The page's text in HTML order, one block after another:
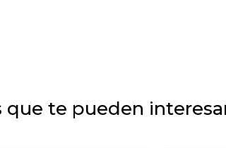
que te pueden